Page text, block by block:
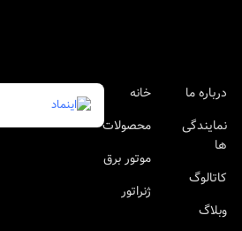
درباره ما
نمایندگی
ها
کاتالوگ
وبلاگ
خانه
محصولات
موتور برق
ژنراتور